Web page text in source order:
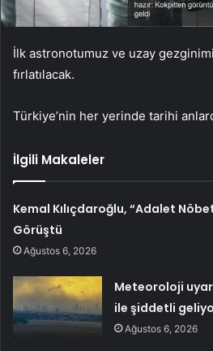
İlk astronotumuz ve uzay
fırlatılacak.
Türkiye’nin her yerinde tarihi
İlgili Makaleler
Kemal Kılıçdaroğlu, “Adalet
Görüştü
Ağustos 6, 2026
Meteoroloji
ile şiddetli
Ağustos 6, 2026